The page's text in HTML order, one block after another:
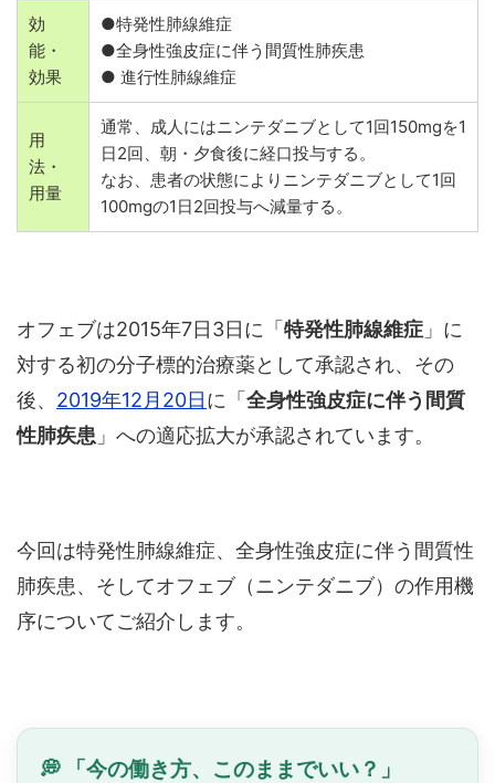
効
能・
効果
●特発性肺線維症
●全身性強皮症に伴う間質性肺疾患
● 進行性肺線維症
用
法・
用量
通常、成人にはニンテダニブとして1回150mgを1
日2回、朝・夕食後に経口投与する。
なお、患者の状態によりニンテダニブとして1回
100mgの1日2回投与へ減量する。
オフェブは2015年7日3日に「特発性肺線維症 」に
対する初の分子標的治療薬として承認され、その
後、 2019年12月20日に「全身性強皮症に伴う間質
性肺疾患 」への適応拡大が承認されています。
今回は特発性肺線維症、全身性強皮症に伴う間質性
肺疾患、そしてオフェブ（ニンテダニブ）の作用機
序についてご紹介します。
💭 「今の働き方、このままでいい？」